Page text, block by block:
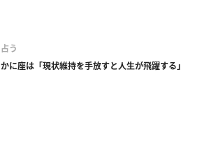
占う
かに座は「現状維持を手放すと人生が飛躍する」